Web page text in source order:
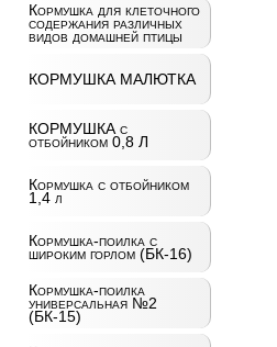
Кормушка для клеточного
содержания различных
видов домашней птицы
КОРМУШКА МАЛЮТКА
КОРМУШКА с
отбойником 0,8 Л
Кормушка с отбойником
1,4 л
Кормушка-поилка с
широким горлом (БК-16)
Кормушка-поилка
универсальная №2
(БК-15)